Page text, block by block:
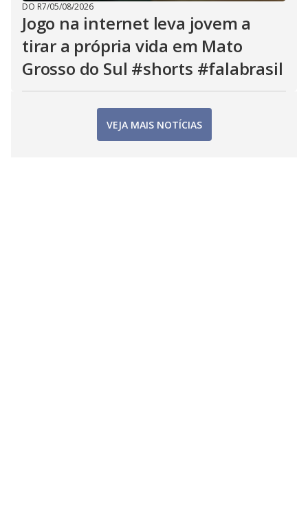
DO R7/05/08/2026
Jogo na internet leva jovem a
tirar a própria vida em Mato
Grosso do Sul #shorts #falabrasil
VEJA MAIS NOTÍCIAS